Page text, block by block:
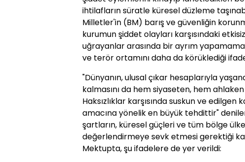
ihtilafların süratle küresel düzleme
Milletler'in (BM) barış ve güvenliğin
kurumun şiddet olayları karşısındaki
uğrayanlar arasında bir ayrım
ve terör ortamını daha da körüklediği
"Dünyanın, ulusal çıkar hesaplarıyla
kalmasını da hem siyaseten, hem
Haksızlıklar karşısında suskun ve
amacına yönelik en büyük tehdittir"
şartların, küresel güçleri ve tüm bölge
değerlendirmeye sevk etmesi gerektiği
Mektupta, şu ifadelere de yer verildi: